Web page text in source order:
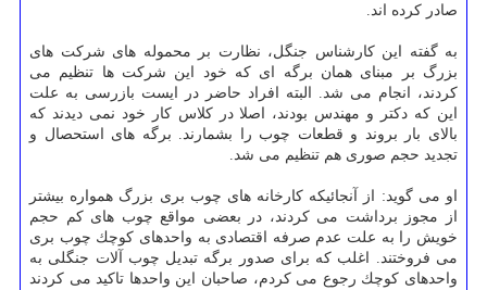
صادر كرده اند.
به گفته این كارشناس جنگل، نظارت بر محموله های شركت های
بزرگ بر مبنای همان برگه ای كه خود این شركت ها تنظیم می
كردند، انجام می شد. البته افراد حاضر در ایست بازرسی به علت
این كه دكتر و مهندس بودند، اصلا در كلاس كار خود نمی دیدند كه
بالای بار بروند و قطعات چوب را بشمارند. برگه های استحصال و
تجدید حجم صوری هم تنظیم می شد.
او می گوید: از آنجائیكه كارخانه های چوب بری بزرگ همواره بیشتر
از مجوز برداشت می ‎كردند، در بعضی مواقع چوب های كم حجم
خویش را به علت عدم صرفه اقتصادی به واحدهای كوچك چوب بری
می فروختند. اغلب كه برای صدور برگه تبدیل چوب آلات جنگلی به
واحدهای كوچك رجوع می كردم، صاحبان این واحدها تاكید می كردند